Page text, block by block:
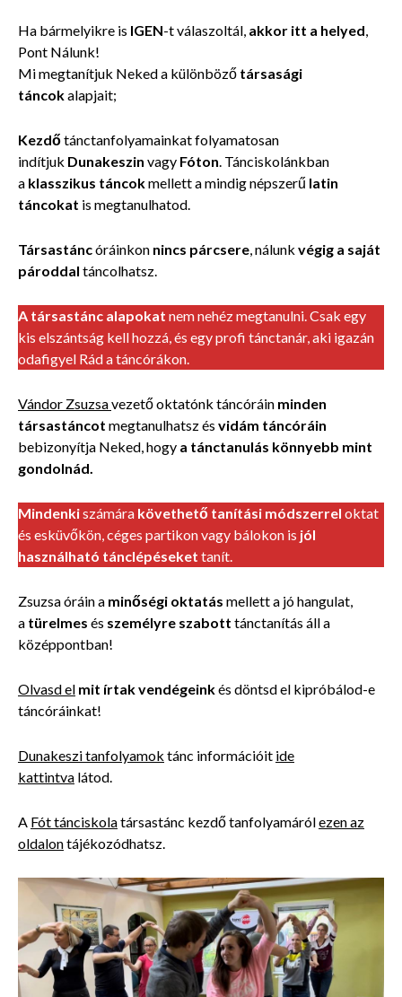
Ha bármelyikre is IGEN-t válaszoltál, akkor itt a helyed,
Pont Nálunk!
Mi megtanítjuk Neked a különböző társasági
táncokalapjait;
Kezdőtánctanfolyamainkat folyamatosan
indítjuk Dunakeszin vagy Fóton. Tánciskolánkban
a klasszikus táncokmellett a mindig népszerű latin
táncokat is megtanulhatod.
Társastáncóráinkon nincs párcsere, nálunk végig a saját
pároddal táncolhatsz.
A társastánc alapokat nem nehéz megtanulni. Csak egy
kis elszántság kell hozzá, és egy profi tánctanár, aki igazán
odafigyel Rád a táncórákon.
Vándor Zsuzsavezető oktatónk táncóráin minden
társastáncot megtanulhatsz és vidám táncóráin
bebizonyítja Neked, hogy a tánctanulás könnyebb mint
gondolnád.
Mindenkiszámára követhető tanítási módszerrel oktat
és esküvőkön, céges partikon vagy bálokon is jól
használható tánclépéseket tanít.
Zsuzsa óráin a minőségi oktatás mellett a jó hangulat,
a türelmes és személyre szabott tánctanítás áll a
középpontban!
Olvasd el mit írtak vendégeinkés döntsd el kipróbálod-e
táncóráinkat!
Dunakeszi tanfolyamok tánc információit ide
kattintva látod.
A Fót tánciskolatársastánc kezdő tanfolyamárólezen az
oldalontájékozódhatsz.